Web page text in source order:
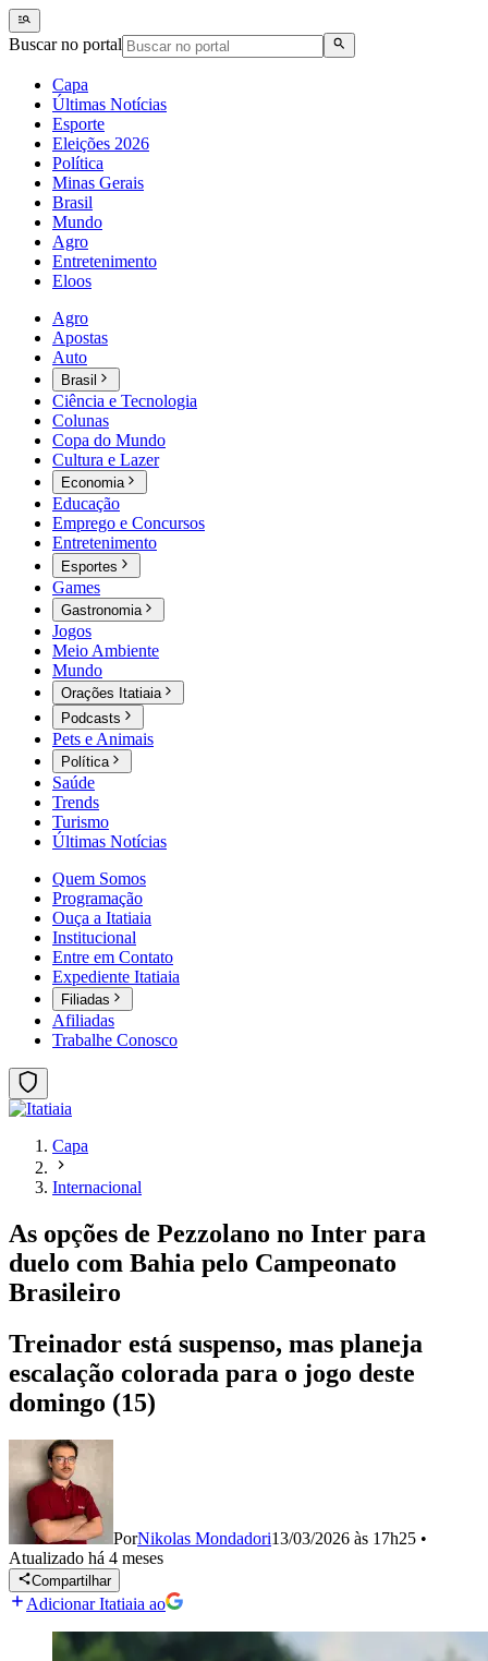
Buscar no portal
Capa
Últimas Notícias
Esporte
Eleições 2026
Política
Minas Gerais
Brasil
Mundo
Agro
Entretenimento
Eloos
Agro
Apostas
Auto
Brasil
Ciência e Tecnologia
Colunas
Copa do Mundo
Cultura e Lazer
Economia
Educação
Emprego e Concursos
Entretenimento
Esportes
Games
Gastronomia
Jogos
Meio Ambiente
Mundo
Orações Itatiaia
Podcasts
Pets e Animais
Política
Saúde
Trends
Turismo
Últimas Notícias
Quem Somos
Programação
Ouça a Itatiaia
Institucional
Entre em Contato
Expediente Itatiaia
Filiadas
Afiliadas
Trabalhe Conosco
Capa
Internacional
As opções de Pezzolano no Inter para
duelo com Bahia pelo Campeonato
Brasileiro
Treinador está suspenso, mas planeja
escalação colorada para o jogo deste
domingo (15)
PorNikolas Mondadori13/03/2026 às 17h25 •
Atualizado há 4 meses
Compartilhar
Adicionar Itatiaia ao